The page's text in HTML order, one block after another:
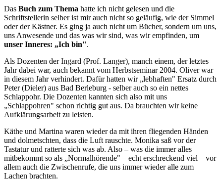
Das Buch zum Thema hatte ich nicht gelesen und die
Schriftstellerin selber ist mir auch nicht so geläufig, wie der Simmel
oder der Kästner. Es ging ja auch nicht um Bücher, sondern um uns,
uns Anwesende und das was wir sind, was wir empfinden, um
unser Inneres: „Ich bin".
Als Dozenten der Ingard (Prof. Langer), manch einem, der letztes
Jahr dabei war, auch bekannt vom Herbstseminar 2004. Oliver war
in diesem Jahr verhindert. Dafür hatten wir „lebhaften" Ersatz durch
Peter (Dieler) aus Bad Berleburg - selber auch so ein nettes
Schlappohr. Die Dozenten kannten sich also mit uns
„Schlappohren" schon richtig gut aus. Da brauchten wir keine
Aufklärungsarbeit zu leisten.
Käthe und Martina waren wieder da mit ihren fliegenden Händen
und dolmetschten, dass die Luft rauschte. Monika saß vor der
Tastatur und ratterte sich was ab. Also – was die immer alles
mitbekommt so als „Normalhörende" – echt erschreckend viel – vor
allem auch die Zwischenrufe, die uns immer wieder alle zum
Lachen brachten.